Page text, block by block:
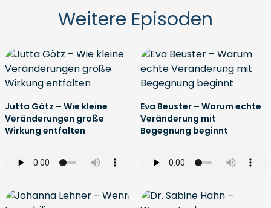
Weitere Episoden
Jutta Götz – Wie kleine
Veränderungen große
Wirkung entfalten
Eva Beuster – Warum echte
Veränderung mit
Begegnung beginnt